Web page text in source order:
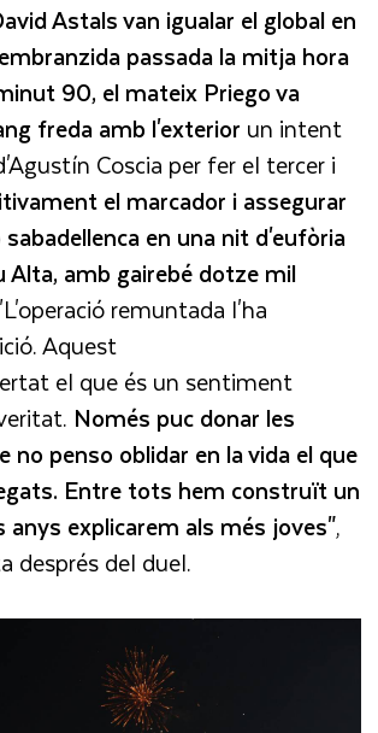
Astals van igualar el global en
passada la mitja hora
90, el mateix Priego va
freda amb l'exterior un intent
Coscia per fer el tercer i
el marcador i assegurar
en una nit d'eufòria
Alta, amb gairebé dotze mil
remuntada l'ha
Aquest
el que és un sentiment
Només puc donar les
no penso oblidar en la vida el que
Entre tots hem construït un
anys explicarem als més joves",
després del duel.